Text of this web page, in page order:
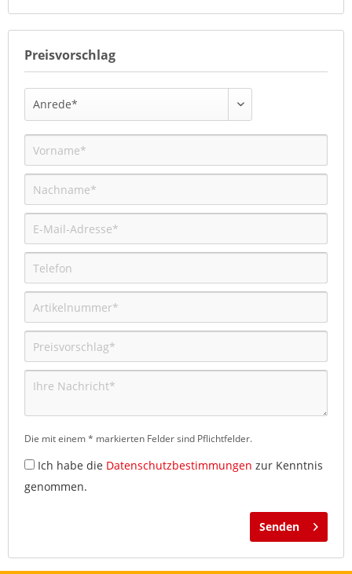
Preisvorschlag
Die mit einem * markierten Felder sind Pflichtfelder.
Ich habe die Datenschutzbestimmungen zur Kenntnis
genommen.
Senden